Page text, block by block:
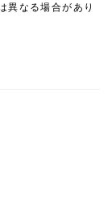
異なる場合があり